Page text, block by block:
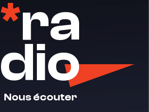
*ra
dio
Nous écouter